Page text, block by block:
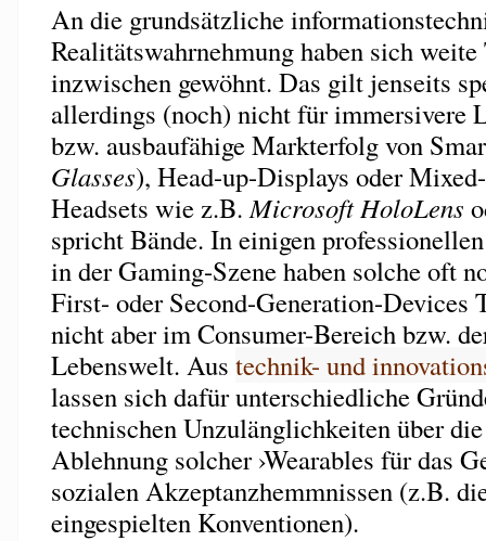
An die grundsätzliche
Realitätswahrnehmung haben sich
inzwischen gewöhnt. Das gilt jenseits
allerdings (noch) nicht für immersivere
bzw. ausbaufähige Markterfolg von
Glasses), Head-up-Displays oder
Headsets wie z.B.Microsoft HoloLens
spricht Bände. In einigen
in der Gaming-Szene haben solche oft
First- oder Second-Generation-Devices
nicht aber im Consumer-Bereich bzw.
Lebenswelt. Aus technik- und
lassen sich dafür unterschiedliche
technischen Unzulänglichkeiten über
Ablehnung solcher ›Wearables für das
sozialen Akzeptanzhemmnissen (z.B.
eingespielten Konventionen).